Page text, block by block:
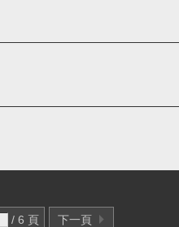
/ 6 頁 下一頁